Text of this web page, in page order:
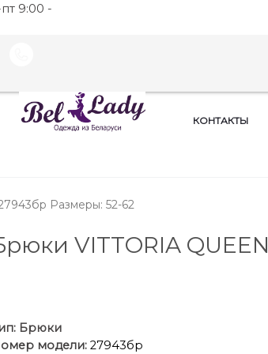
9:00 -
КОНТАКТЫ
Размеры: 52-62
VITTORIA QUEEN
Брюки
модели:27943бр